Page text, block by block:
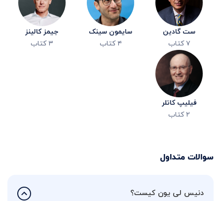
ست گادین
۷ کتاب
سایمون سینک
۴ کتاب
جیمز کالینز
۳ کتاب
فیلیپ کاتلر
۲ کتاب
سوالات متداول
دنیس لی یون کیست؟